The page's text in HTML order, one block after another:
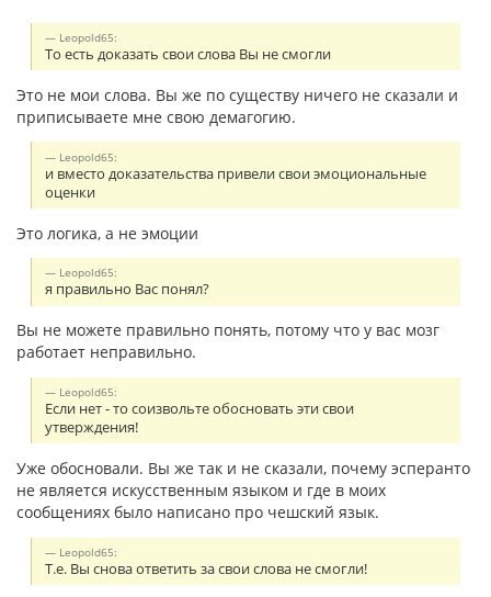
Leopold65:
То есть доказать свои слова Вы не смогли
Это не мои слова. Вы же по существу ничего не сказали и
приписываете мне свою демагогию.
Leopold65:
и вместо доказательства привели свои эмоциональные
оценки
Это логика, а не эмоции
Leopold65:
я правильно Вас понял?
Вы не можете правильно понять, потому что у вас мозг
работает неправильно.
Leopold65:
Если нет - то соизвольте обосновать эти свои
утверждения!
Уже обосновали. Вы же так и не сказали, почему эсперанто
не является искусственным языком и где в моих
сообщениях было написано про чешский язык.
Leopold65:
Т.е. Вы снова ответить за свои слова не смогли!